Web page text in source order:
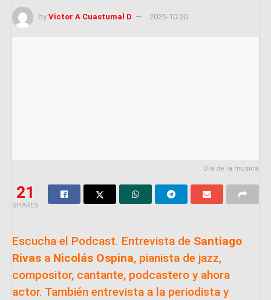
by Victor A Cuastumal D 2025-10-20
Día de la música
21
SHARES
Escucha el Podcast. Entrevista de Santiago
Rivas a Nicolás Ospina, pianista de jazz,
compositor, cantante, podcastero y ahora
actor. También entrevista a la periodista y